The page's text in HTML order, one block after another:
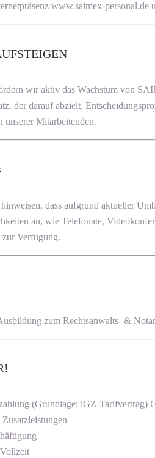
www.saimex-
wir aktiv das Wachstum von
der darauf abzielt,
unserer Mitarbeitenden.
dass aufgrund aktueller
an, wie Telefonate,
Verfügung.
zum Rechtsanwalts- &
(Grundlage: iGZ-